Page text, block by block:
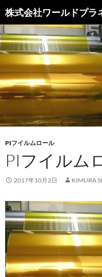
株式会社ワールドプラ
検
索
ン
テ
ン
ツ
へ
ス
キ
プ
PIフイルムロール
PIフイルム
2017年10月2日 KIMURA